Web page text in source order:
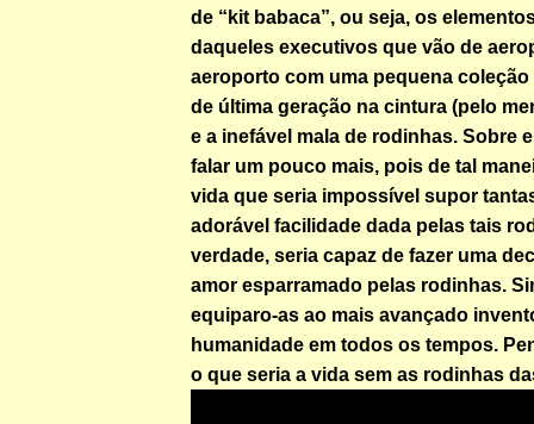
de “kit babaca”, ou seja, os
daqueles executivos que vão de
aeroporto com uma pequena
de última geração na cintura (pelo
e a inefável mala de rodinhas. Sobre
falar um pouco mais, pois de tal
vida que seria impossível supor
adorável facilidade dada pelas tais
verdade, seria capaz de fazer uma
amor esparramado pelas rodinhas.
equiparo-as ao mais avançado
humanidade em todos os tempos.
o que seria a vida sem as rodinhas